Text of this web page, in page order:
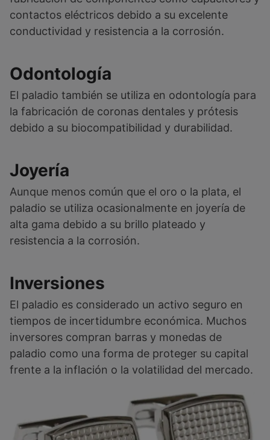
contactos eléctricos debido a su excelente
conductividad y resistencia a la corrosión.
Odontología
El paladio también se utiliza en odontología para
la fabricación de coronas dentales y prótesis
debido a su biocompatibilidad y durabilidad.
Joyería
Aunque menos común que el oro o la plata, el
paladio se utiliza ocasionalmente en joyería de
alta gama debido a su brillo plateado y
resistencia a la corrosión.
Inversiones
El paladio es considerado un activo seguro en
tiempos de incertidumbre económica. Muchos
inversores compran barras y monedas de
paladio como una forma de proteger su capital
frente a la inflación o la volatilidad del mercado.